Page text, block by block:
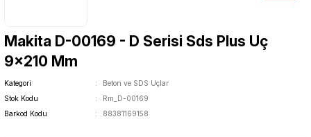
Makita D-00169 - D Serisi Sds Plus Uç
9x210 Mm
Kategori
Beton ve SDS Uçlar
Stok Kodu
Rm_D-00169
Barkod Kodu
88381169158